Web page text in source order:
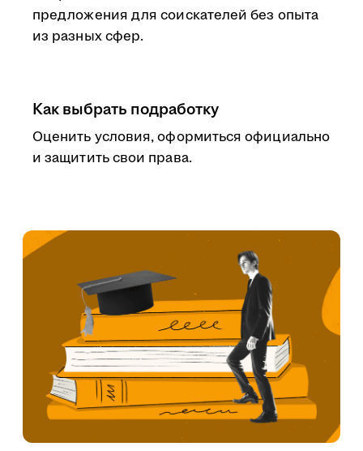
предложения для соискателей без опыта
из разных сфер.
Как выбрать подработку
Оценить условия, оформиться официально
и защитить свои права.